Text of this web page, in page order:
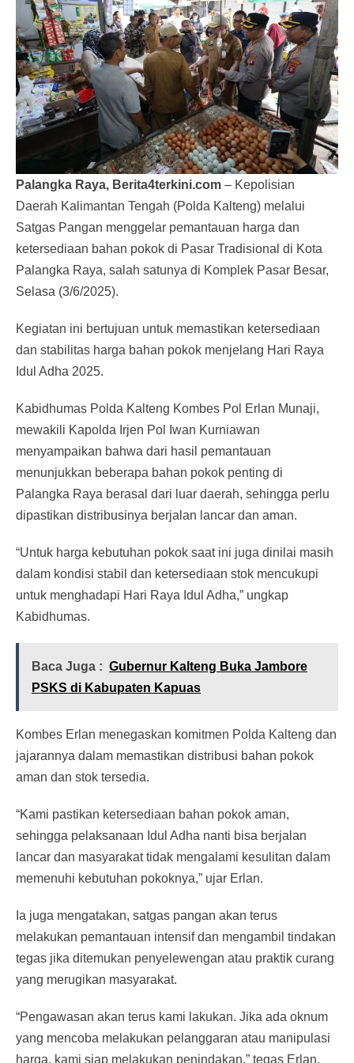
Palangka Raya, Berita4terkini.com – Kepolisian
Daerah Kalimantan Tengah (Polda Kalteng) melalui
Satgas Pangan menggelar pemantauan harga dan
ketersediaan bahan pokok di Pasar Tradisional di Kota
Palangka Raya, salah satunya di Komplek Pasar Besar,
Selasa (3/6/2025).
Kegiatan ini bertujuan untuk memastikan ketersediaan
dan stabilitas harga bahan pokok menjelang Hari Raya
Idul Adha 2025.
Kabidhumas Polda Kalteng Kombes Pol Erlan Munaji,
mewakili Kapolda Irjen Pol Iwan Kurniawan
menyampaikan bahwa dari hasil pemantauan
menunjukkan beberapa bahan pokok penting di
Palangka Raya berasal dari luar daerah, sehingga perlu
dipastikan distribusinya berjalan lancar dan aman.
“Untuk harga kebutuhan pokok saat ini juga dinilai masih
dalam kondisi stabil dan ketersediaan stok mencukupi
untuk menghadapi Hari Raya Idul Adha,” ungkap
Kabidhumas.
Baca Juga : Gubernur Kalteng Buka Jambore
PSKS di Kabupaten Kapuas
Kombes Erlan menegaskan komitmen Polda Kalteng dan
jajarannya dalam memastikan distribusi bahan pokok
aman dan stok tersedia.
“Kami pastikan ketersediaan bahan pokok aman,
sehingga pelaksanaan Idul Adha nanti bisa berjalan
lancar dan masyarakat tidak mengalami kesulitan dalam
memenuhi kebutuhan pokoknya,” ujar Erlan.
Ia juga mengatakan, satgas pangan akan terus
melakukan pemantauan intensif dan mengambil tindakan
tegas jika ditemukan penyelewengan atau praktik curang
yang merugikan masyarakat.
“Pengawasan akan terus kami lakukan. Jika ada oknum
yang mencoba melakukan pelanggaran atau manipulasi
harga, kami siap melakukan penindakan,” tegas Erlan.